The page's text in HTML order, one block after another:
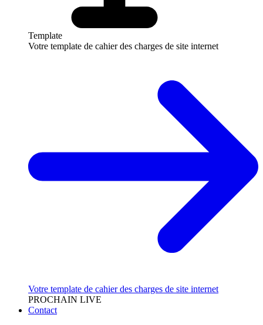
Template
Votre template de cahier des charges de site internet
Votre template de cahier des charges de site internet
PROCHAIN LIVE
Contact